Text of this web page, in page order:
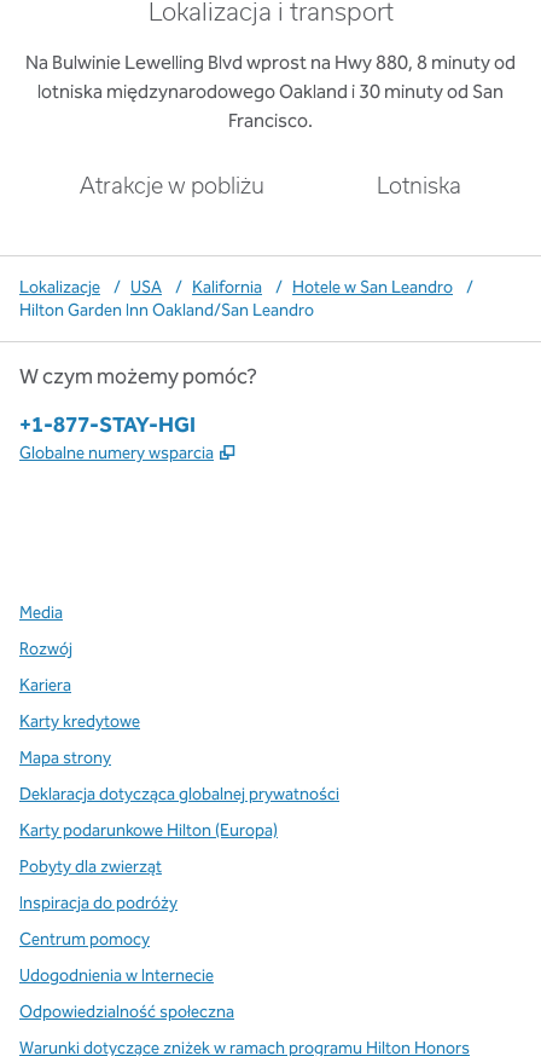
Lokalizacja i transport
Na Bulwinie Lewelling Blvd wprost na Hwy 880, 8 minuty od
lotniska międzynarodowego Oakland i 30 minuty od San
Francisco.
Atrakcje w pobliżu Lotniska
Lokalizacje / USA / Kalifornia / Hotele w San Leandro
/
Hilton Garden Inn Oakland/San Leandro
W czym możemy pomóc?
Telefon:
+1-877-STAY-HGI
Globalne numery wsparcia ,
Media
Rozwój
Kariera
Karty kredytowe
Mapa strony
Deklaracja dotycząca globalnej prywatności
Karty podarunkowe Hilton (Europa)
Pobyty dla zwierząt
Inspiracja do podróży
Centrum pomocy
Udogodnienia w Internecie
Odpowiedzialność społeczna
Warunki dotyczące zniżek w ramach programu Hilton Honors